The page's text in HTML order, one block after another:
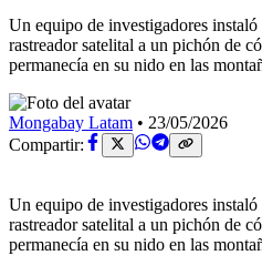
Un equipo de investigadores
rastreador satelital a un pichón de
permanecía en su nido en las
Mongabay Latam • 23/05/2026
Compartir:
Un equipo de investigadores
rastreador satelital a un pichón de
permanecía en su nido en las